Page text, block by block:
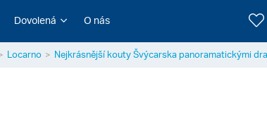
Dovolená O nás
Locarno Nejkrásnější kouty Švýcarska panoramatickými